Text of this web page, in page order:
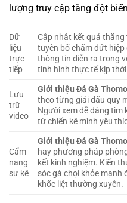
lượng truy cập tăng đột
Dữ
liệu
trực
tiếp
Cập nhật kết quả
tuyên bố chấm dứt
thông tin diễn ra trong
tình hình thực tế kịp
Lưu
trữ
video
Giới thiệu Đá Gà Thomo
theo từng giải đấu quy
Người xem dễ dàng tìm
từ chiến kê mình yêu
Cẩm
nang
sư kê
Giới thiệu Đá Gà Thomo
hay phương pháp
kết kinh nghiệm. Kiến
sóc gà chọi khỏe mạnh
khốc liệt thường xuyên.